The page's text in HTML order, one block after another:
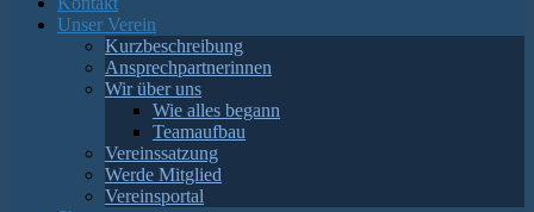
Unser Verein
Kurzbeschreibung
Ansprechpartnerinnen
Wir über uns
Wie alles begann
Teamaufbau
Vereinssatzung
Werde Mitglied
Vereinsportal